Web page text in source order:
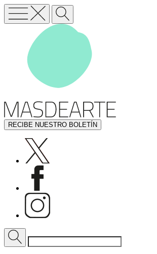
RECIBE NUESTRO BOLETÍN